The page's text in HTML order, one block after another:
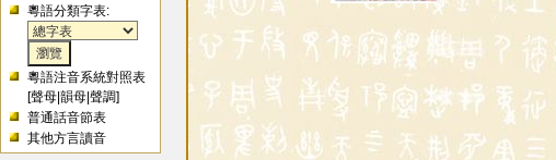
粵語分類字表:
粵語注音系統對照表
[聲母 |韻母 |聲調]
普通話音節表
其他方言讀音